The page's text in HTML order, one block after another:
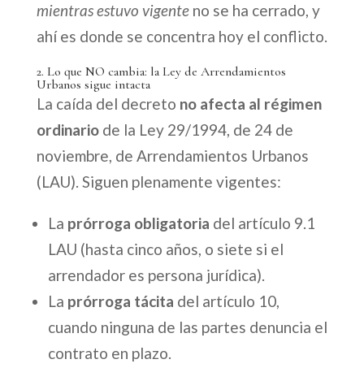
mientras estuvo vigenteno se ha cerrado, y
ahí es donde se concentra hoy el conflicto.
2. Lo que NO cambia: la Ley de Arrendamientos
Urbanos sigue intacta
La caída del decreto no afecta al régimen
ordinariode la Ley 29/1994, de 24 de
noviembre, de Arrendamientos Urbanos
(LAU). Siguen plenamente vigentes:
La prórroga obligatoria del artículo 9.1
LAU (hasta cinco años, o siete si el
arrendador es persona jurídica).
La prórroga tácita del artículo 10,
cuando ninguna de las partes denuncia el
contrato en plazo.